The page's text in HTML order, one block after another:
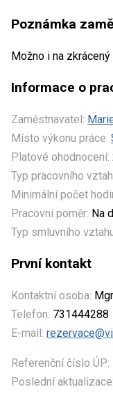
Poznámka
Možno i na zkrácený
Informace o
Zaměstnavatel:
Místo výkonu práce:
Platové ohodnocení:
Typ pracovního
Minimální počet
Pracovní poměr: Na
Typ smluvního
První kontakt
Kontaktní osoba:
Telefon: 731444288
E-mail:
Referenční číslo ÚP:
Poslední aktualizace: